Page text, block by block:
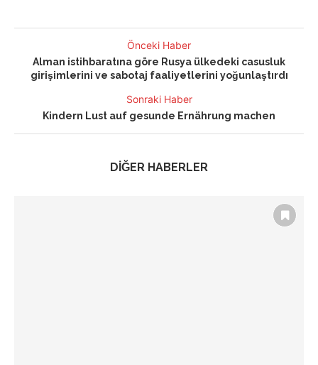
Önceki Haber
Alman istihbaratına göre Rusya ülkedeki casusluk
girişimlerini ve sabotaj faaliyetlerini yoğunlaştırdı
Sonraki Haber
Kindern Lust auf gesunde Ernährung machen
DİĞER HABERLER